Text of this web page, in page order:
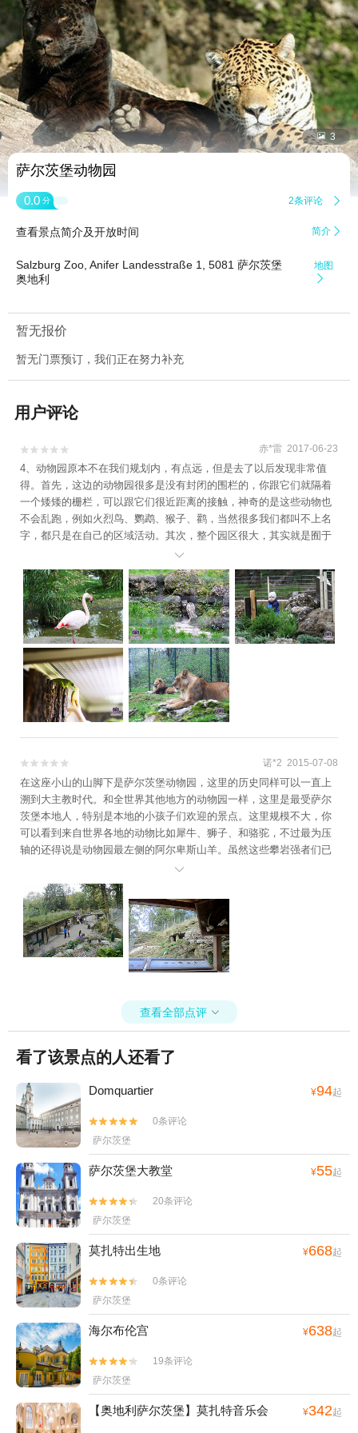
 3
萨尔茨堡动物园
0.0 分 2条评论 
查看景点简介及开放时间 简介 
Salzburg Zoo, Anifer Landesstraße 1, 5081 萨尔茨堡
奥地利
地图

暂无报价
暂无门票预订，我们正在努力补充
用户评论

 赤*雷 2017-06-23
4、动物园原本不在我们规划内，有点远，但是去了以后发现非常值
得。首先，这边的动物园很多是没有封闭的围栏的，你跟它们就隔着
一个矮矮的栅栏，可以跟它们很近距离的接触，神奇的是这些动物也
不会乱跑，例如火烈鸟、鹦鹉、猴子、鹳，当然很多我们都叫不上名
字，都只是在自己的区域活动。其次，整个园区很大，其实就是囿于
一座山林之中，依靠山的各种地势和自然资源建造了一个天然环境的
动物园，而不是各种泥瓦白墙假山，我们觉得这点还很人性化的，对
动物本身生存环境和个体特性也是一种很好的尊重。另外就是园区内
几乎没什么工作人员，只在门口有个检票员，剩下的就是很大的一片
园区，高山，树林，草坪，各类不同观赏空间，我们参观完市门口检
票员都下班了，然后我们就自己从出口离开，期间里面还有零星的游
客在游玩，这点貌似在国内根本不可能发生。这里的观赏感受是我觉
得截至目前为止感觉最好的一次，既尊重动物，又最大化的为参观者
还原了最真实的环境，而且这里有很多很奇特的小动物，建造者特别
用心，为它们搭建了很多各式各样别具特色的生活环境，特别可爱，
建议时间充足的话可以去看看。当然，尴尬也始终伴随着我们，在这
里我们也有“小意外”，前面说过这个动物园是依靠着一座小山建造的，
间到了一个铁栏杆门的时候我们以为是去下一个区域，直接就推门出
去，出去以后发现我们竟然走出了动物园，而这个门只出不进。没有
办法，我们只能围着动物园跑了好久又再次回到入口处，我们怀着忐
忑的心情用蹩脚的英语好一阵解释，结果检票员还记得我们，很痛快
的又让我们再次进去了。所以如果去的话，建议一定看清楚各种区域
标识。到这里，我们已经基本按照计划结束了在奥地利的行程，行程
也已经过半，兴奋还始终围绕着我们，接下来我们就要开着“小白”跨越
国界了，想想我们两人又激动半天，下一站，捷克见！


 诺*2 2015-07-08
在这座小山的山脚下是萨尔茨堡动物园，这里的历史同样可以一直上
溯到大主教时代。和全世界其他地方的动物园一样，这里是最受萨尔
茨堡本地人，特别是本地的小孩子们欢迎的景点。这里规模不大，你
可以看到来自世界各地的动物比如犀牛、狮子、和骆驼，不过最为压
轴的还得说是动物园最左侧的阿尔卑斯山羊。虽然这些攀岩强者们已
经从野生动物变成了家畜，不过从它们在动物园人造岩壁上蹿下跳的
劲头来看，倒也还是宝刀未老。

查看全部点评 
看了该景点的人还看了
Domquartier ¥94起


0条评论
萨尔茨堡
萨尔茨堡大教堂 ¥55起


20条评论
萨尔茨堡
莫扎特出生地 ¥668起


0条评论
萨尔茨堡
海尔布伦宫 ¥638起


19条评论
萨尔茨堡
【奥地利萨尔茨堡】莫扎特音乐会 ¥342起
